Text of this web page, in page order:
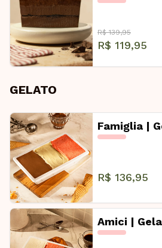
R$ 139,95
R$ 119,95
GELATO
Famiglia |
R$ 136,95
Amici |